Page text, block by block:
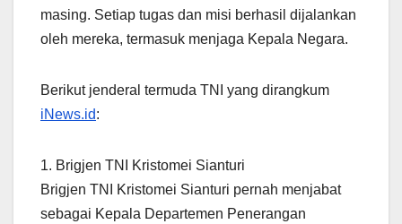
masing. Setiap tugas dan misi berhasil dijalankan
oleh mereka, termasuk menjaga Kepala Negara.
Berikut jenderal termuda TNI yang dirangkum
iNews.id:
1. Brigjen TNI Kristomei Sianturi
Brigjen TNI Kristomei Sianturi pernah menjabat
sebagai Kepala Departemen Penerangan